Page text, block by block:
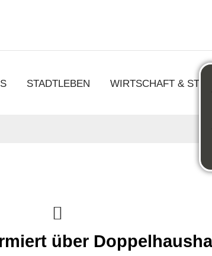
STADTLEBEN WIRTSCHAFT &
über